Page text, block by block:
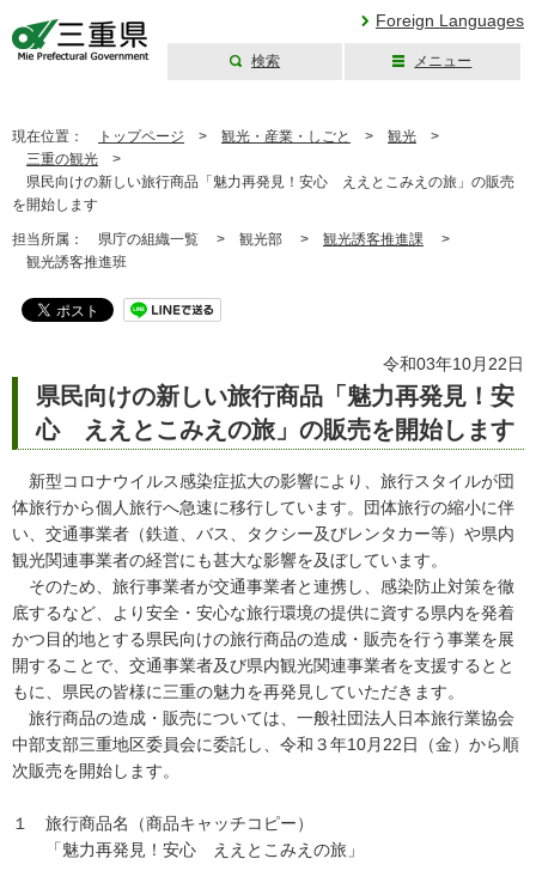
Foreign Languages
検索 メニュー
現在位置： トップページ > 観光・産業・しごと > 観光 >
三重の観光 >
県民向けの新しい旅行商品「魅力再発見！安心 ええとこみえの旅」の販売
を開始します
担当所属： 県庁の組織一覧 > 観光部 > 観光誘客推進課 >
観光誘客推進班
令和03年10月22日
県民向けの新しい旅行商品「魅力再発見！安
心 ええとこみえの旅」の販売を開始します
新型コロナウイルス感染症拡大の影響により、旅行スタイルが団
体旅行から個人旅行へ急速に移行しています。団体旅行の縮小に伴
い、交通事業者（鉄道、バス、タクシー及びレンタカー等）や県内
観光関連事業者の経営にも甚大な影響を及ぼしています。
そのため、旅行事業者が交通事業者と連携し、感染防止対策を徹
底するなど、より安全・安心な旅行環境の提供に資する県内を発着
かつ目的地とする県民向けの旅行商品の造成・販売を行う事業を展
開することで、交通事業者及び県内観光関連事業者を支援するとと
もに、県民の皆様に三重の魅力を再発見していただきます。
旅行商品の造成・販売については、一般社団法人日本旅行業協会
中部支部三重地区委員会に委託し、令和３年10月22日（金）から順
次販売を開始します。
１ 旅行商品名（商品キャッチコピー）
「魅力再発見！安心 ええとこみえの旅」